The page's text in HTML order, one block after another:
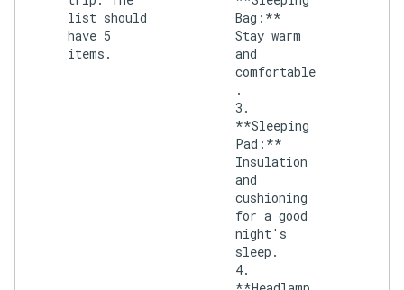
list should
have 5
items.
Bag:**
Stay warm
and
comfortable
.
3.
**Sleeping
Pad:**
Insulation
and
cushioning
for a good
night's
sleep.
4.